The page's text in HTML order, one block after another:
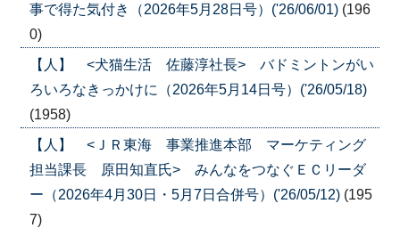
事で得た気付き（2026年5月28日号）('26/06/01) (196
0)
【人】 <犬猫生活 佐藤淳社長> バドミントンがい
ろいろなきっかけに（2026年5月14日号）('26/05/18)
(1958)
【人】 <ＪＲ東海 事業推進本部 マーケティング
担当課長 原田知直氏> みんなをつなぐＥＣリーダ
ー（2026年4月30日・5月7日合併号）('26/05/12) (195
7)